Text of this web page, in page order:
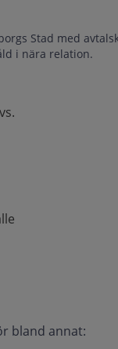
Stad med
i nära relation.
bland annat: